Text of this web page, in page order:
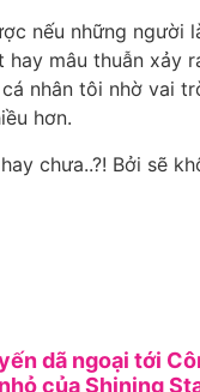
nếu những người
hay mâu thuẫn xảy
nhân tôi nhờ vai
hơn.
chưa..?! Bởi sẽ
dã ngoại tới
của Shining